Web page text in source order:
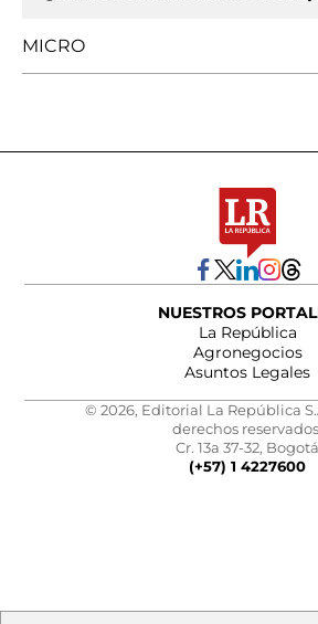
MICRO
NUESTROS
La República
Agronegocios
Asuntos Legales
© 2026, Editorial La República
derechos
Cr. 13a 37-32, Bogotá
(+57) 1 4227600